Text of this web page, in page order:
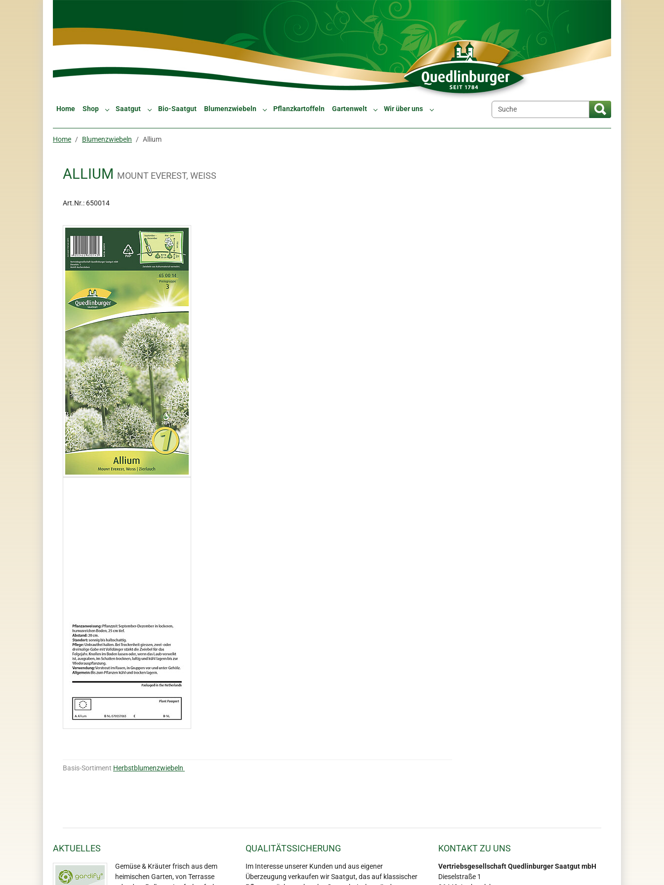
Home Shop Submenu for "Shop"
Saatgut Submenu for "Saatgut"
Bio-Saatgut Blumenzwiebeln Submenu for "Blumenzwiebeln"
Pflanzkartoffeln Gartenwelt Submenu for "Gartenwelt"
Wir über uns Submenu for "Wir über uns"
Home Blumenzwiebeln Allium
ALLIUM MOUNT EVEREST, WEISS
Art.Nr.: 650014
Basis-Sortiment Herbstblumenzwiebeln
AKTUELLES
Gemüse & Kräuter frisch aus dem
heimischen Garten, von Terrasse
QUALITÄTSSICHERUNG
Im Interesse unserer Kunden und aus eigener
Überzeugung verkaufen wir Saatgut, das auf klassischer
KONTAKT ZU UNS
Vertriebsgesellschaft Quedlinburger Saatgut mbH
Dieselstraße 1